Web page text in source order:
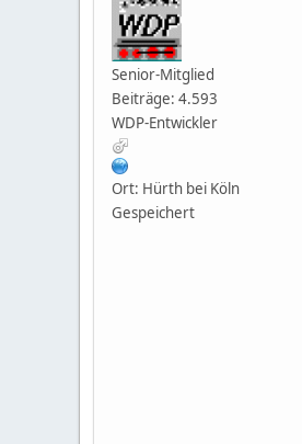
Senior-Mitglied
Beiträge: 4.593
WDP-Entwickler
Ort: Hürth bei Köln
Gespeichert